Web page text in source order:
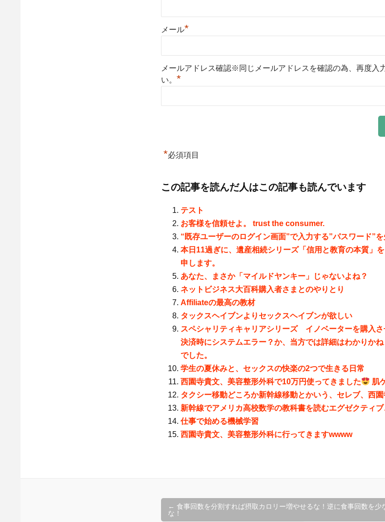
メール*
メールアドレス確認※同じメールアドレスを確認の為、再度入
い。 *
*必須項目
この記事を読んだ人はこの記事も読んでいます
テスト
お客様を信頼せよ。 trust the consumer.
“既存ユーザーのログイン画面”で入力する”パスワード”を
本日11過ぎに、遺産相続シリーズ「信用と教育の本質」
申します。
あなた、まさか「マイルドヤンキー」じゃないよね？
ネットビジネス大百科購入者さまとのやりとり
Affiliateの最高の教材
タックスヘイブンよりセックスヘイブンが欲しい
スペシャリティキャリアシリーズ イノベーターを購入
決済時にシステムエラー？か、当方では詳細はわかりか
でした。
学生の夏休みと、セックスの快楽の2つで生きる日常
西園寺貴文、美容整形外科で10万円使ってきました
肌
タクシー移動どころか新幹線移動とかいう、セレブ、西
新幹線でアメリカ高校数学の教科書を読むエグゼクティ
仕事で始める機械学習
西園寺貴文、美容整形外科に行ってきますwwww
← 食事回数を分割すれば摂取カロリー増やせるな！逆に食事回数を少
な！